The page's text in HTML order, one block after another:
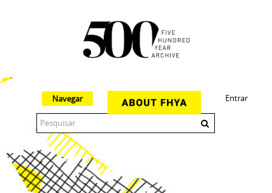
Entrar
Navegar